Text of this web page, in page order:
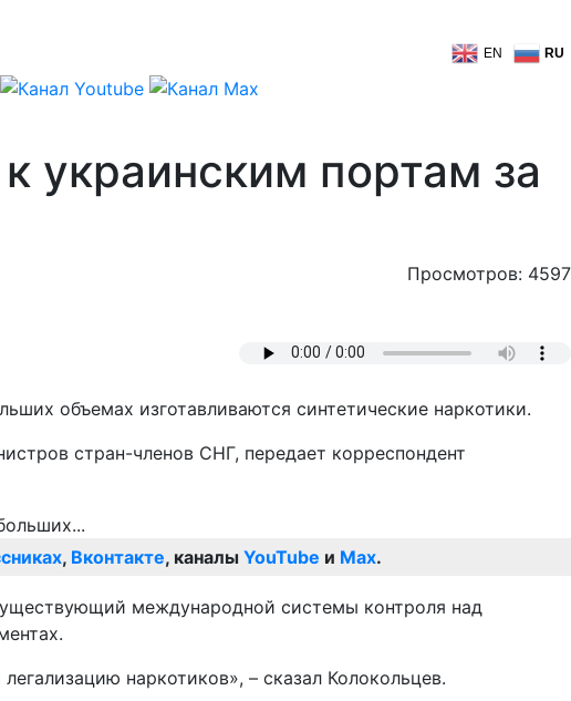
EN RU
украинским портам за
Просмотров: 4597
объемах изготавливаются синтетические наркотики.
стран-членов СНГ, передает корреспондент
, Вконтакте, каналы YouTube и Max.
международной системы контроля над
наркотиков», – сказал Колокольцев.